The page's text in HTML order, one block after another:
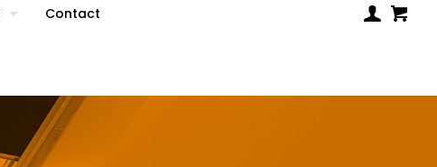
Contact